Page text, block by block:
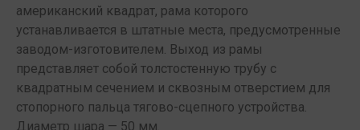
американский квадрат, рама которого
устанавливается в штатные места, предусмотренные
заводом-изготовителем. Выход из рамы
представляет собой толстостенную трубу с
квадратным сечением и сквозным отверстием для
стопорного пальца тягово-сцепного устройства.
Диаметр шара — 50 мм.